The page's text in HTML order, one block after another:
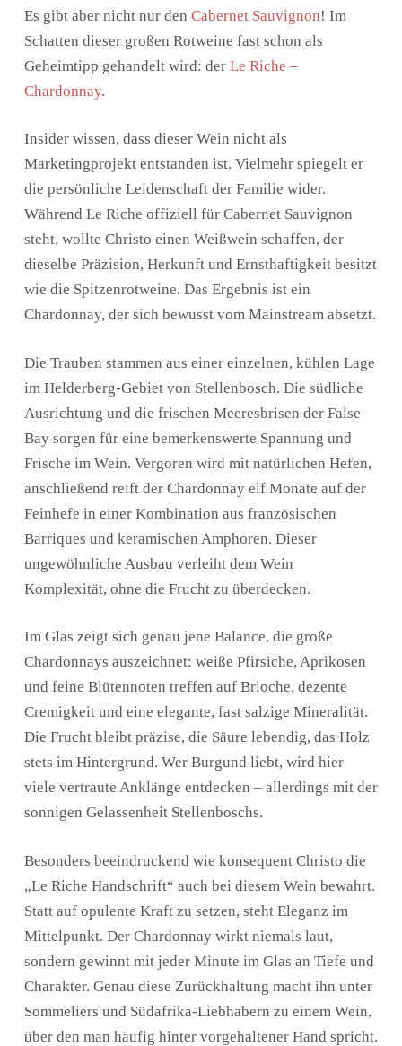
Es gibt aber nicht nur den Cabernet Sauvignon! Im
Schatten dieser großen Rotweine fast schon als
Geheimtipp gehandelt wird: der Le Riche –
Chardonnay.
Insider wissen, dass dieser Wein nicht als
Marketingprojekt entstanden ist. Vielmehr spiegelt er
die persönliche Leidenschaft der Familie wider.
Während Le Riche offiziell für Cabernet Sauvignon
steht, wollte Christo einen Weißwein schaffen, der
dieselbe Präzision, Herkunft und Ernsthaftigkeit besitzt
wie die Spitzenrotweine. Das Ergebnis ist ein
Chardonnay, der sich bewusst vom Mainstream absetzt.
Die Trauben stammen aus einer einzelnen, kühlen Lage
im Helderberg-Gebiet von Stellenbosch. Die südliche
Ausrichtung und die frischen Meeresbrisen der False
Bay sorgen für eine bemerkenswerte Spannung und
Frische im Wein. Vergoren wird mit natürlichen Hefen,
anschließend reift der Chardonnay elf Monate auf der
Feinhefe in einer Kombination aus französischen
Barriques und keramischen Amphoren. Dieser
ungewöhnliche Ausbau verleiht dem Wein
Komplexität, ohne die Frucht zu überdecken.
Im Glas zeigt sich genau jene Balance, die große
Chardonnays auszeichnet: weiße Pfirsiche, Aprikosen
und feine Blütennoten treffen auf Brioche, dezente
Cremigkeit und eine elegante, fast salzige Mineralität.
Die Frucht bleibt präzise, die Säure lebendig, das Holz
stets im Hintergrund. Wer Burgund liebt, wird hier
viele vertraute Anklänge entdecken – allerdings mit der
sonnigen Gelassenheit Stellenboschs.
Besonders beeindruckend wie konsequent Christo die
„Le Riche Handschrift“ auch bei diesem Wein bewahrt.
Statt auf opulente Kraft zu setzen, steht Eleganz im
Mittelpunkt. Der Chardonnay wirkt niemals laut,
sondern gewinnt mit jeder Minute im Glas an Tiefe und
Charakter. Genau diese Zurückhaltung macht ihn unter
Sommeliers und Südafrika-Liebhabern zu einem Wein,
über den man häufig hinter vorgehaltener Hand spricht.